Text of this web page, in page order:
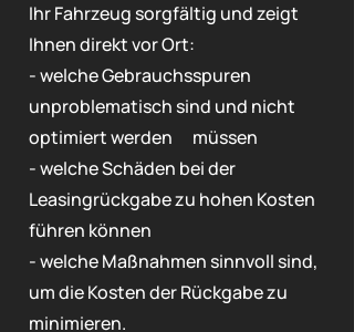
Ihr Fahrzeug sorgfältig und zeigt
Ihnen direkt vor Ort:
- welche Gebrauchsspuren
unproblematisch sind und nicht
optimiert werden müssen
- welche Schäden bei der
Leasingrückgabe zu hohen Kosten
führen können
- welche Maßnahmen sinnvoll sind,
um die Kosten der Rückgabe zu
minimieren.